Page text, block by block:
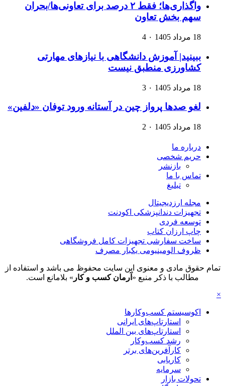
واگذاری‌ها؛ فقط ۲ درصد برای تعاونی‌ها/بحران
سهم بخش تعاون
18 مرداد 1405 ۰ 4
ببینید| آموزش دانشگاهی با نیازهای مهارتی
کشاورزی منطبق نیست
18 مرداد 1405 ۰ 3
لغو صدها پرواز چین در آستانه ورود توفان «دلفین»
18 مرداد 1405 ۰ 2
درباره ما
حریم شخصی
بازنشر
تماس با ما
تبلیغ
مجله ارزدیجیتال
تجهیزات دندانپزشکی اکودنت
توسعه فردی
چاپ ارزان کتاب
ساخت سفارشی تجهیزات کامل فروشگاهی
ظروف الومینیومی یکبار مصرف
تمام حقوق مادی و معنوی این سایت محفوظ می باشد و استفاده از
مطالب با ذکر منبع « آرمان کسب و کار » بلامانع است.
×
اکوسیستم کسب‌وکارها
استارتاپ‌های ایرانی
استارتاپ‌های بین الملل
رشد کسب‌وکار
کارآفرین‌های برتر
کاریابی
سرمایه
تحولات بازار